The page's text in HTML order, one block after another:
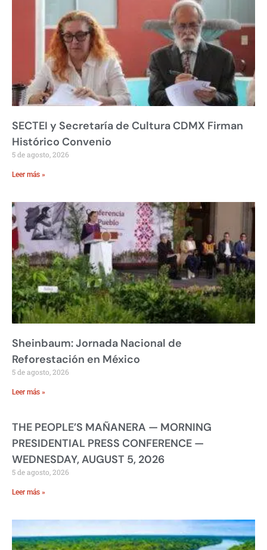
SECTEI y Secretaría de Cultura CDMX Firman
Histórico Convenio
5 de agosto, 2026
Leer más »
Sheinbaum: Jornada Nacional de
Reforestación en México
5 de agosto, 2026
Leer más »
THE PEOPLE’S MAÑANERA — MORNING
PRESIDENTIAL PRESS CONFERENCE —
WEDNESDAY, AUGUST 5, 2026
5 de agosto, 2026
Leer más »